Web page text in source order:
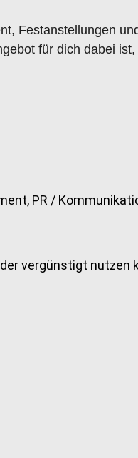
Festanstellungen
für dich dabei
PR /
vergünstigt nutzen